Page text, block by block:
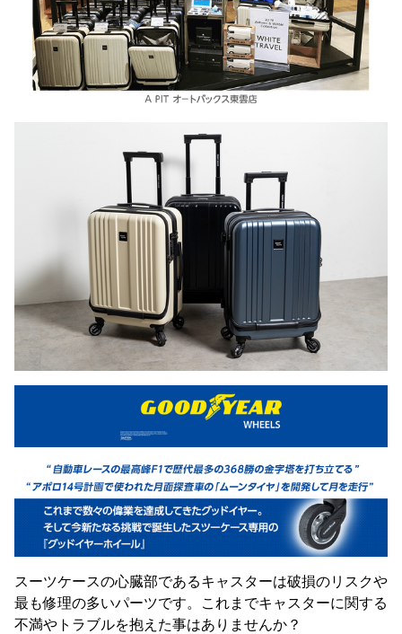
スーツケースの心臓部であるキャスターは破損のリスクや
最も修理の多いパーツです。これまでキャスターに関する
不満やトラブルを抱えた事はありませんか？